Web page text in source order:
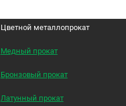
Цветной металлопрокат
Медный прокат
Бронзовый прокат
Латунный прокат